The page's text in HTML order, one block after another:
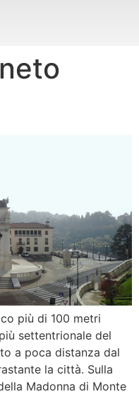
più di 100 metri
settentrionale del
a poca distanza dal
la città. Sulla
Madonna di Monte